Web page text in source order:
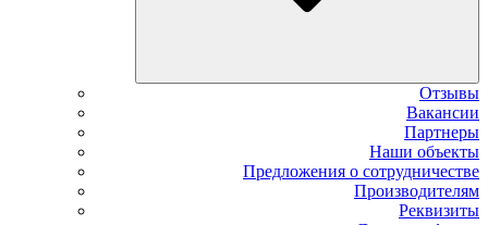
Отзывы
Вакансии
Партнеры
Наши объекты
Предложения о сотрудничестве
Производителям
Реквизиты